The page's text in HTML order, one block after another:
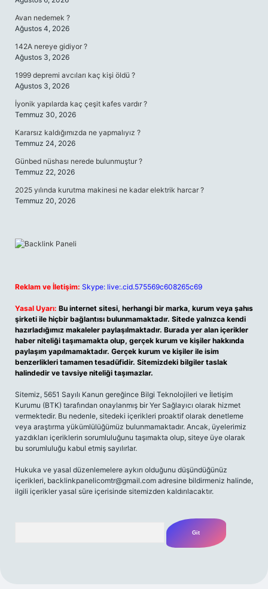
Avan nedemek ?
Ağustos 4, 2026
142A nereye gidiyor ?
Ağustos 3, 2026
1999 depremi avcıları kaç kişi öldü ?
Ağustos 3, 2026
İyonik yapılarda kaç çeşit kafes vardır ?
Temmuz 30, 2026
Kararsız kaldığımızda ne yapmalıyız ?
Temmuz 24, 2026
Günbed nüshası nerede bulunmuştur ?
Temmuz 22, 2026
2025 yılında kurutma makinesi ne kadar elektrik harcar ?
Temmuz 20, 2026
Reklam ve İletişim: Skype: live:.cid.575569c608265c69
Yasal Uyarı: Bu internet sitesi, herhangi bir marka, kurum veya şahıs
şirketi ile hiçbir bağlantısı bulunmamaktadır. Sitede yalnızca kendi
hazırladığımız makaleler paylaşılmaktadır. Burada yer alan içerikler
haber niteliği taşımamakta olup, gerçek kurum ve kişiler hakkında
paylaşım yapılmamaktadır. Gerçek kurum ve kişiler ile isim
benzerlikleri tamamen tesadüfidir. Sitemizdeki bilgiler taslak
halindedir ve tavsiye niteliği taşımazlar.
Sitemiz, 5651 Sayılı Kanun gereğince Bilgi Teknolojileri ve İletişim
Kurumu (BTK) tarafından onaylanmış bir Yer Sağlayıcı olarak hizmet
vermektedir. Bu nedenle, sitedeki içerikleri proaktif olarak denetleme
veya araştırma yükümlülüğümüz bulunmamaktadır. Ancak, üyelerimiz
yazdıkları içeriklerin sorumluluğunu taşımakta olup, siteye üye olarak
bu sorumluluğu kabul etmiş sayılırlar.
Hukuka ve yasal düzenlemelere aykırı olduğunu düşündüğünüz
içerikleri, backlinkpanelicomtr@gmail.com adresine bildirmeniz halinde,
ilgili içerikler yasal süre içerisinde sitemizden kaldırılacaktır.